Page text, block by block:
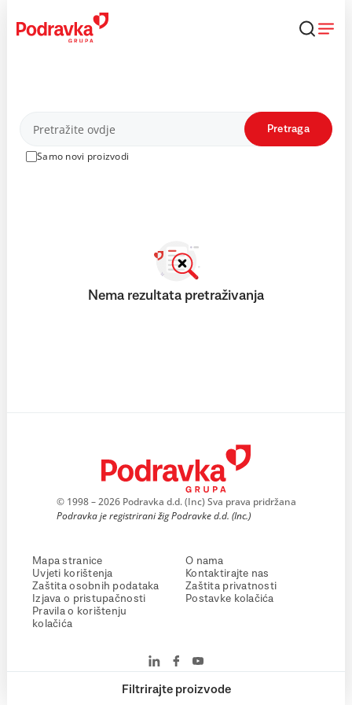
content
Proizvodi
Samo novi proizvodi
Pretraga
Filtrirajte proizvode
Nema rezultata pretraživanja
© 1998 – 2026 Podravka d.d. (Inc) Sva prava pridržana
Podravka je registrirani žig Podravke d.d. (Inc.)
Mapa stranice
Uvjeti korištenja
Zaštita osobnih podataka
Izjava o pristupačnosti
Pravila o korištenju
kolačića
O nama
Kontaktirajte nas
Zaštita privatnosti
Postavke kolačića